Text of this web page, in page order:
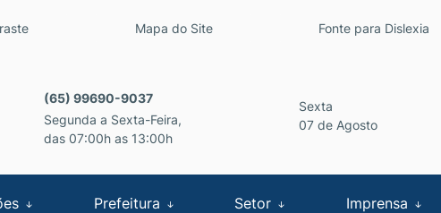
de acessibilidade
Mapa do Site Fonte para Dislexia
(65) 99690-9037
Segunda a Sexta-Feira,
das 07:00h as 13:00h
Sexta
07 de Agosto
Prefeitura Setor Imprensa